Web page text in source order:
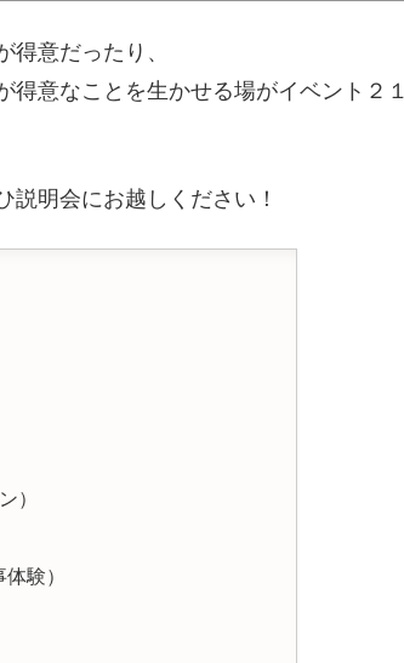
意だったり、
意なことを生かせる場がイベント２１
明会にお越しください！
）
験）